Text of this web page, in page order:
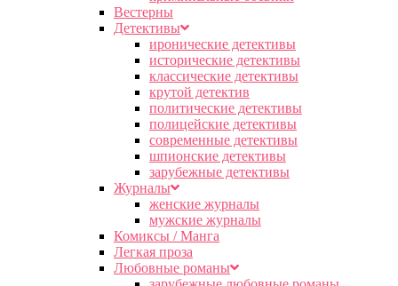
Вестерны
Детективы
иронические детективы
исторические детективы
классические детективы
крутой детектив
политические детективы
полицейские детективы
современные детективы
шпионские детективы
зарубежные детективы
Журналы
женские журналы
мужские журналы
Комиксы / Манга
Легкая проза
Любовные романы